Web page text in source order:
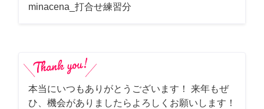
minacena_打合せ練習分
本当にいつもありがとうございます！ 来年もぜ
ひ、機会がありましたらよろしくお願いします！